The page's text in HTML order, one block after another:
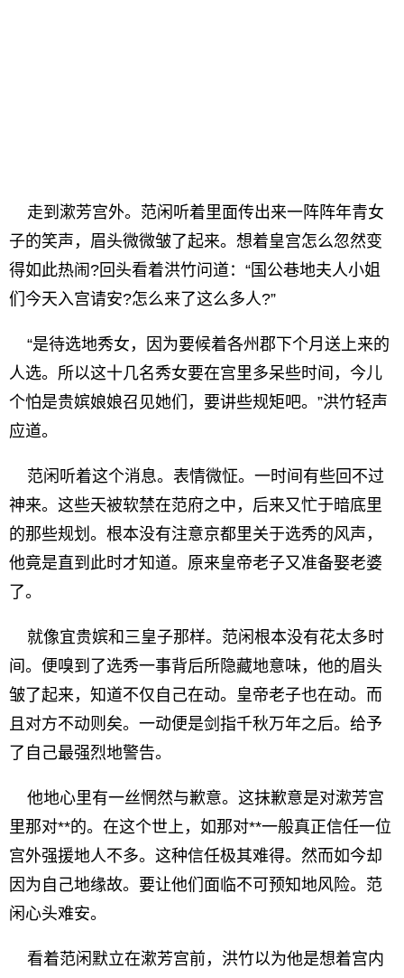
走到漱芳宫外。范闲听着里面传出来一阵阵年青女
子的笑声，眉头微微皱了起来。想着皇宫怎么忽然变
得如此热闹?回头看着洪竹问道：“国公巷地夫人小姐
们今天入宫请安?怎么来了这么多人?”
“是待选地秀女，因为要候着各州郡下个月送上来的
人选。所以这十几名秀女要在宫里多呆些时间，今儿
个怕是贵嫔娘娘召见她们，要讲些规矩吧。”洪竹轻声
应道。
范闲听着这个消息。表情微怔。一时间有些回不过
神来。这些天被软禁在范府之中，后来又忙于暗底里
的那些规划。根本没有注意京都里关于选秀的风声，
他竟是直到此时才知道。原来皇帝老子又准备娶老婆
了。
就像宜贵嫔和三皇子那样。范闲根本没有花太多时
间。便嗅到了选秀一事背后所隐藏地意味，他的眉头
皱了起来，知道不仅自己在动。皇帝老子也在动。而
且对方不动则矣。一动便是剑指千秋万年之后。给予
了自己最强烈地警告。
他地心里有一丝惘然与歉意。这抹歉意是对漱芳宫
里那对**的。在这个世上，如那对**一般真正信任一位
宫外强援地人不多。这种信任极其难得。然而如今却
因为自己地缘故。要让他们面临不可预知地风险。范
闲心头难安。
看着范闲默立在漱芳宫前，洪竹以为他是想着宫内